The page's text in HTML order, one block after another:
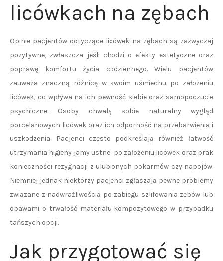
licówkach na zębach
Opinie pacjentów dotyczące licówek na zębach są zazwyczaj
pozytywne, zwłaszcza jeśli chodzi o efekty estetyczne oraz
poprawę komfortu życia codziennego. Wielu pacjentów
zauważa znaczną różnicę w swoim uśmiechu po założeniu
licówek, co wpływa na ich pewność siebie oraz samopoczucie
psychiczne. Osoby chwalą sobie naturalny wygląd
porcelanowych licówek oraz ich odporność na przebarwienia i
uszkodzenia. Pacjenci często podkreślają również łatwość
utrzymania higieny jamy ustnej po założeniu licówek oraz brak
konieczności rezygnacji z ulubionych pokarmów czy napojów.
Niemniej jednak niektórzy pacjenci zgłaszają pewne problemy
związane z nadwrażliwością po zabiegu szlifowania zębów lub
obawami o trwałość materiału kompozytowego w przypadku
tańszych opcji.
Jak przygotować się